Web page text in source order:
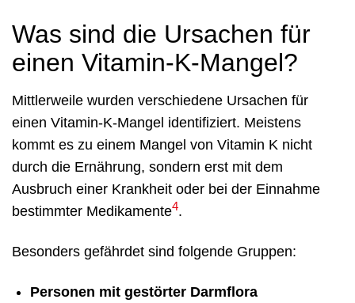
Was sind die Ursachen für
einen Vitamin-K-Mangel?
Mittlerweile wurden verschiedene Ursachen für
einen Vitamin-K-Mangel identifiziert. Meistens
kommt es zu einem Mangel von Vitamin K nicht
durch die Ernährung, sondern erst mit dem
Ausbruch einer Krankheit oder bei der Einnahme
bestimmter Medikamente4.
Besonders gefährdet sind folgende Gruppen:
Personen mit gestörter Darmflora